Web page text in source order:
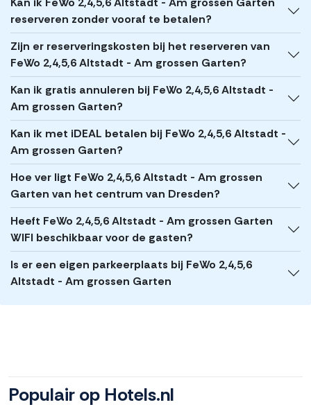
reserveren zonder vooraf te betalen?
Zijn er reserveringskosten bij het reserveren van
FeWo 2,4,5,6 Altstadt - Am grossen Garten?
Kan ik gratis annuleren bij FeWo 2,4,5,6 Altstadt -
Am grossen Garten?
Kan ik met iDEAL betalen bij FeWo 2,4,5,6 Altstadt -
Am grossen Garten?
Hoe ver ligt FeWo 2,4,5,6 Altstadt - Am grossen
Garten van het centrum van Dresden?
Heeft FeWo 2,4,5,6 Altstadt - Am grossen Garten
WIFI beschikbaar voor de gasten?
Is er een eigen parkeerplaats bij FeWo 2,4,5,6
Altstadt - Am grossen Garten
Populair op Hotels.nl